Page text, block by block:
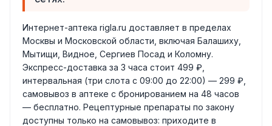
Интернет-аптека rigla.ru доставляет в пределах
Москвы и Московской области, включая Балашиху,
Мытищи, Видное, Сергиев Посад и Коломну.
Экспресс-доставка за 3 часа стоит 499 ₽,
интервальная (три слота с 09:00 до 22:00) — 299 ₽,
самовывоз в аптеке с бронированием на 48 часов
— бесплатно. Рецептурные препараты по закону
доступны только на самовывоз: приходите в